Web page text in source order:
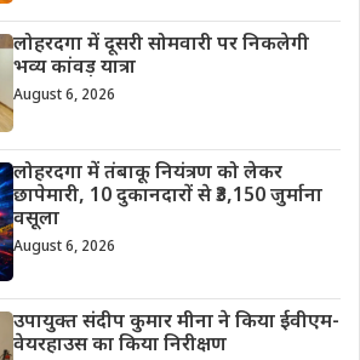
लोहरदगा में दूसरी सोमवारी पर निकलेगी
भव्य कांवड़ यात्रा
August 6, 2026
लोहरदगा में तंबाकू नियंत्रण को लेकर
छापेमारी, 10 दुकानदारों से ₹3,150 जुर्माना
वसूला
August 6, 2026
उपायुक्त संदीप कुमार मीना ने किया ईवीएम-
वेयरहाउस का किया निरीक्षण